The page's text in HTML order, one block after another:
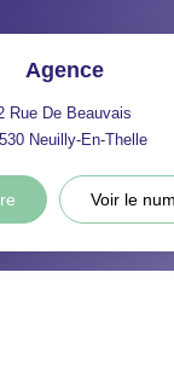
Agence
Rue De Beauvais
Neuilly-En-Thelle
Voir le